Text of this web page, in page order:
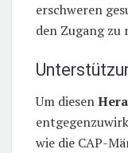
erschweren
den Zugang
Um diesen
wie die CAP-